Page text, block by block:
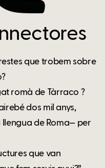
que trobem sobre
romà de Tàrraco ?
dos mil anys,
de Roma— per
que van